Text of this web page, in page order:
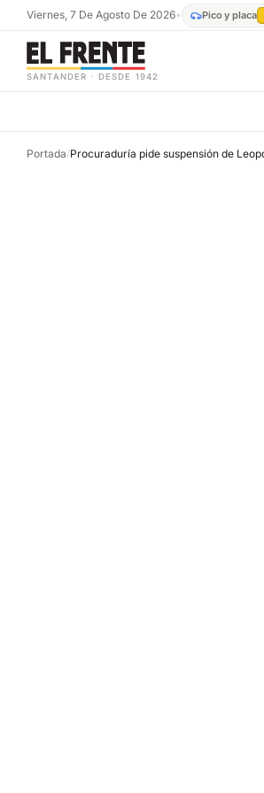
Viernes, 7 De Agosto De 2026• Pico y placa
SANTANDER · DESDE 1942
Portada/